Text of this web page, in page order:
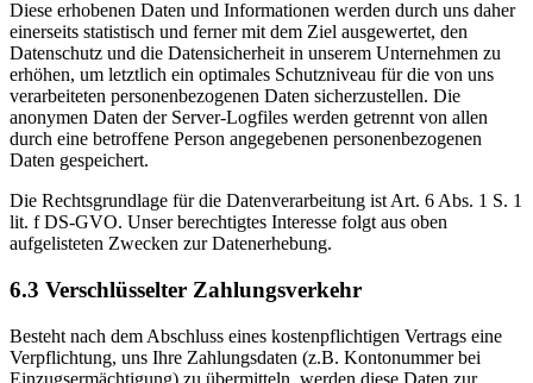
Diese erhobenen Daten und Informationen werden durch uns daher
einerseits statistisch und ferner mit dem Ziel ausgewertet, den
Datenschutz und die Datensicherheit in unserem Unternehmen zu
erhöhen, um letztlich ein optimales Schutzniveau für die von uns
verarbeiteten personenbezogenen Daten sicherzustellen. Die
anonymen Daten der Server-Logfiles werden getrennt von allen
durch eine betroffene Person angegebenen personenbezogenen
Daten gespeichert.
Die Rechtsgrundlage für die Datenverarbeitung ist Art. 6 Abs. 1 S. 1
lit. f DS-GVO. Unser berechtigtes Interesse folgt aus oben
aufgelisteten Zwecken zur Datenerhebung.
6.3 Verschlüsselter Zahlungsverkehr
Besteht nach dem Abschluss eines kostenpflichtigen Vertrags eine
Verpflichtung, uns Ihre Zahlungsdaten (z.B. Kontonummer bei
Einzugsermächtigung) zu übermitteln, werden diese Daten zur